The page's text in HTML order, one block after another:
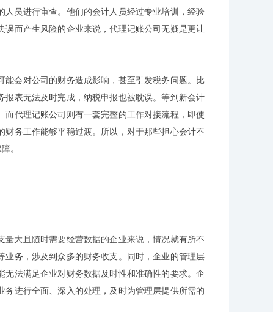
员进行审查。他们的会计人员经过专业培训，经验
而产生风险的企业来说，代理记账公司无疑是更让
会对公司的财务造成影响，甚至引发税务问题。比
表无法及时完成，纳税申报也被耽误。等到新会计
代理记账公司则有一套完整的工作对接流程，即使
务工作能够平稳过渡。所以，对于那些担心会计不
。
大且随时需要经营数据的企业来说，情况就有所不
务，涉及到众多的财务收支。同时，企业的管理层
法满足企业对财务数据及时性和准确性的要求。企
进行全面、深入的处理，及时为管理层提供所需的